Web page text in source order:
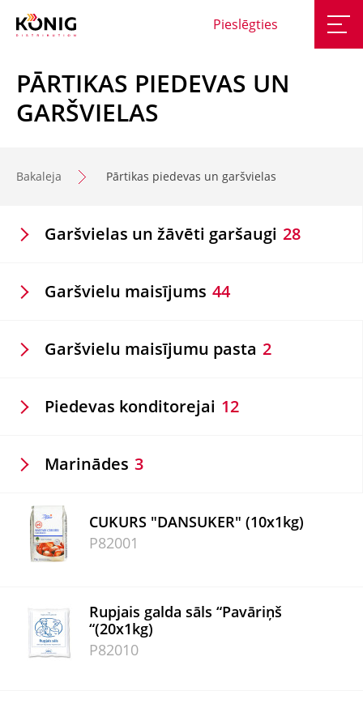
Pieslēgties
PĀRTIKAS PIEDEVAS UN
GARŠVIELAS
Bakaleja Pārtikas piedevas un garšvielas
Garšvielas un žāvēti garšaugi 28
Garšvielu maisījums 44
Garšvielu maisījumu pasta 2
Piedevas konditorejai 12
Marinādes 3
CUKURS "DANSUKER" (10x1kg)
P82001
Rupjais galda sāls “Pavāriņš
“(20x1kg)
P82010